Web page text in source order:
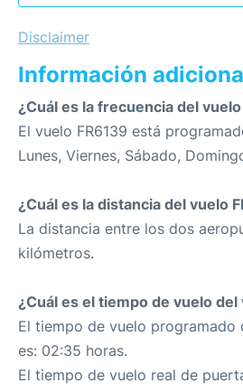
Disclaimer
Información
¿Cuál es la frecuencia del
El vuelo FR6139 está
Lunes, Viernes, Sábado,
¿Cuál es la distancia del vuelo
La distancia entre los dos
kilómetros.
¿Cuál es el tiempo de vuelo del
El tiempo de vuelo programado
es: 02:35 horas.
El tiempo de vuelo real de